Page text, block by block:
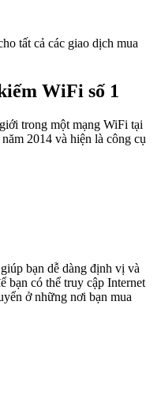
tất cả các giao dịch mua
WiFi số 1
trong một mạng WiFi tại
2014 và hiện là công cụ
bạn dễ dàng định vị và
bạn có thể truy cập Internet
ở những nơi bạn mua